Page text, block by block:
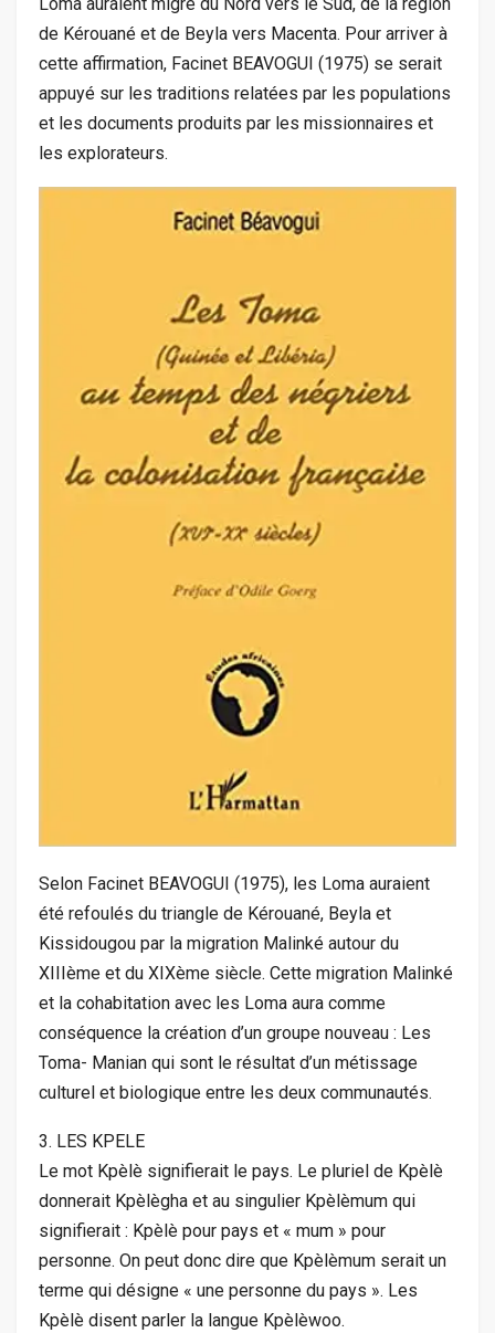
de Kérouané et de Beyla vers Macenta. Pour arriver à
cette affirmation, Facinet BEAVOGUI (1975) se serait
appuyé sur les traditions relatées par les populations
et les documents produits par les missionnaires et
les explorateurs.
Selon Facinet BEAVOGUI (1975), les Loma auraient
été refoulés du triangle de Kérouané, Beyla et
Kissidougou par la migration Malinké autour du
XIIIème et du XIXème siècle. Cette migration Malinké
et la cohabitation avec les Loma aura comme
conséquence la création d’un groupe nouveau : Les
Toma- Manian qui sont le résultat d’un métissage
culturel et biologique entre les deux communautés.
3. LES KPELE
Le mot Kpèlè signifierait le pays. Le pluriel de Kpèlè
donnerait Kpèlègha et au singulier Kpèlèmum qui
signifierait : Kpèlè pour pays et « mum » pour
personne. On peut donc dire que Kpèlèmum serait un
terme qui désigne « une personne du pays ». Les
Kpèlè disent parler la langue Kpèlèwoo.